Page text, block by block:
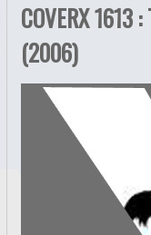
COVERX 1613
(2006)